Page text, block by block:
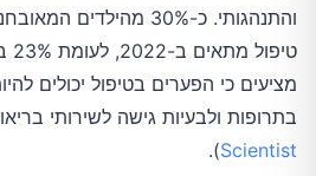
מציעים כי הפערים בטיפול יכולים
בתרופות ולבעיות גישה לשירותי
Scientist
)
​.